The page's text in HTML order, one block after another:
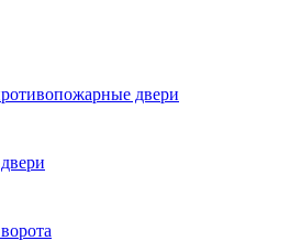
двери